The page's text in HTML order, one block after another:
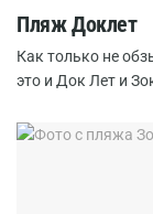
Пляж Доклет
Как только не
это и Док Лет и